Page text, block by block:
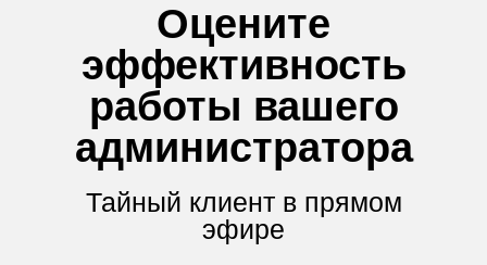
Оцените
эффективность
работы вашего
администратора
Тайный клиент в прямом
эфире